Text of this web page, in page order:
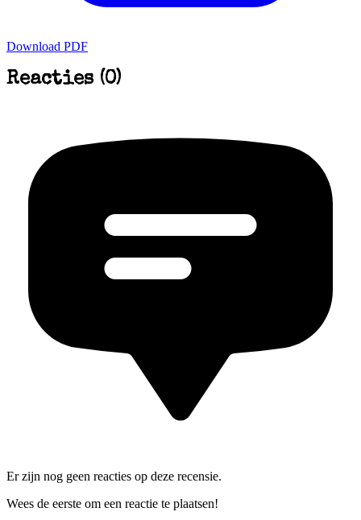
Download PDF
Reacties (0)
Er zijn nog geen reacties op deze recensie.
Wees de eerste om een reactie te plaatsen!